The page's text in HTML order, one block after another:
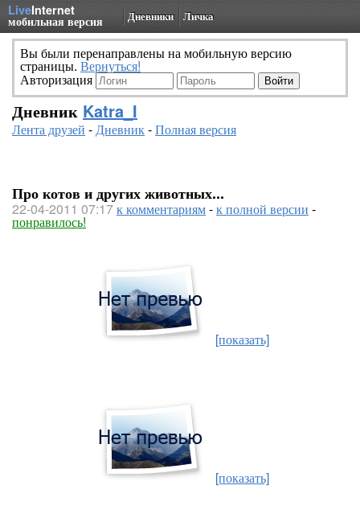
LiveInternet
мобильная версия Дневники Личка
Вы были перенаправлены на мобильную версию
страницы. Вернуться!
Авторизация
Дневник Katra_I
Лента друзей -Дневник-Полная версия
Про котов и других животных...
22-04-2011 07:17к комментариям-к полной версии -
понравилось!
[показать]
[показать]